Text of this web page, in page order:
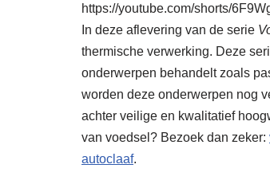
https://youtube.com/shorts/
In deze aflevering van de serie
thermische verwerking. Deze
onderwerpen behandelt zoals
worden deze onderwerpen nog
achter veilige en kwalitatief
van voedsel? Bezoek dan zeker:
autoclaaf.